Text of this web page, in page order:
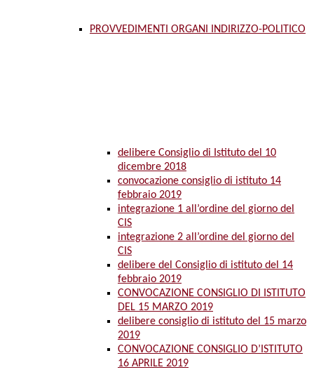
PROVVEDIMENTI ORGANI INDIRIZZO-POLITICO
delibere Consiglio di Istituto del 10
dicembre 2018
convocazione consiglio di istituto 14
febbraio 2019
integrazione 1 all’ordine del giorno del
CIS
integrazione 2 all’ordine del giorno del
CIS
delibere del Consiglio di istituto del 14
febbraio 2019
CONVOCAZIONE CONSIGLIO DI ISTITUTO
DEL 15 MARZO 2019
delibere consiglio di istituto del 15 marzo
2019
CONVOCAZIONE CONSIGLIO D’ISTITUTO
16 APRILE 2019